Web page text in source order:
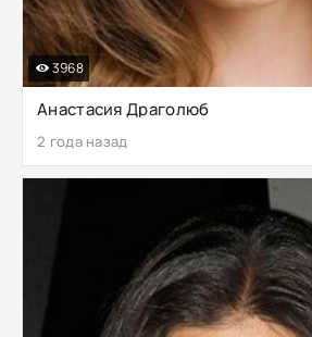
Анастасия Драголюб
2 года назад
3968